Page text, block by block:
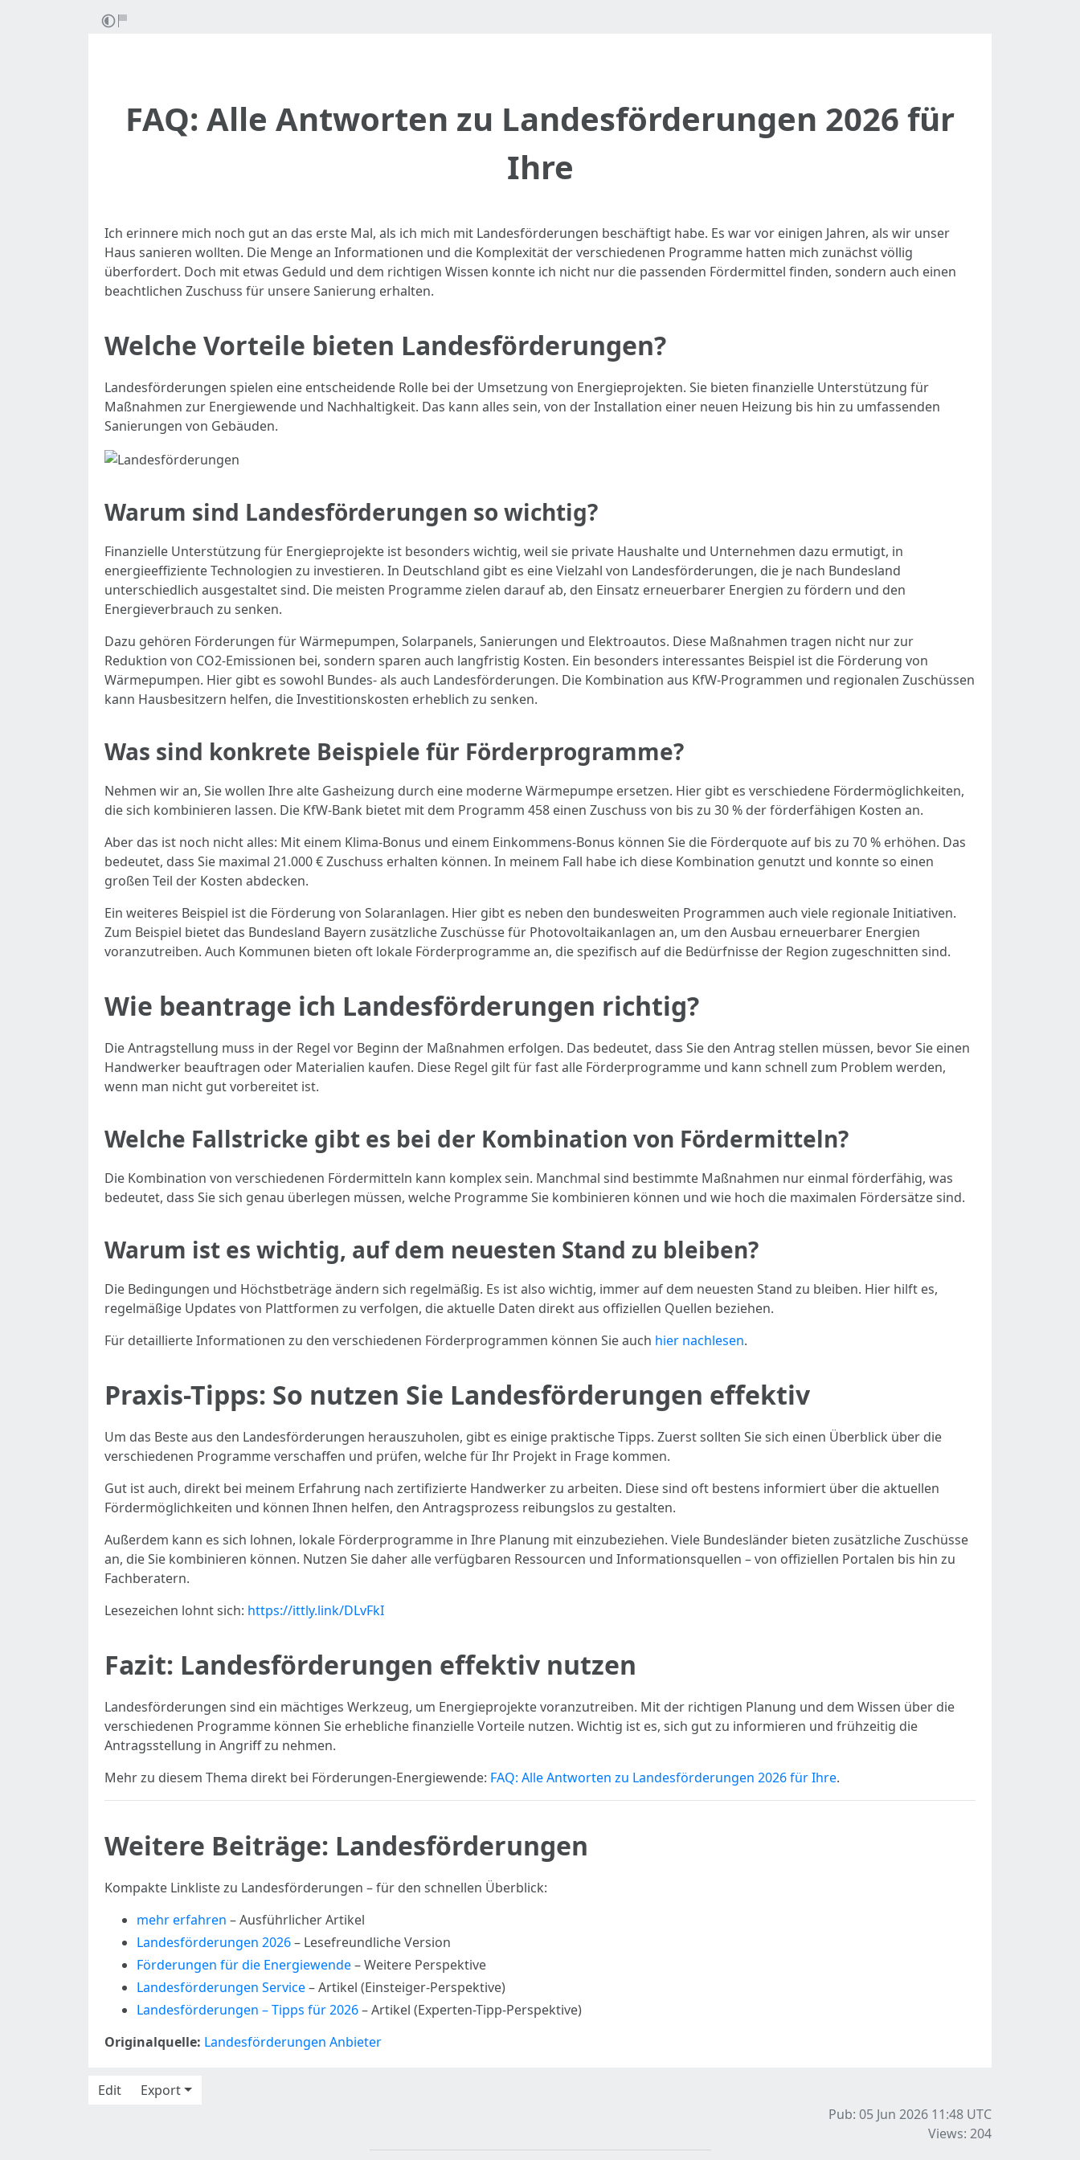
FAQ: Alle Antworten zu Landesförderungen 2026 für
Ihre
Ich erinnere mich noch gut an das erste Mal, als ich mich mit Landesförderungen beschäftigt habe. Es war vor einigen Jahren, als wir unser
Haus sanieren wollten. Die Menge an Informationen und die Komplexität der verschiedenen Programme hatten mich zunächst völlig
überfordert. Doch mit etwas Geduld und dem richtigen Wissen konnte ich nicht nur die passenden Fördermittel finden, sondern auch einen
beachtlichen Zuschuss für unsere Sanierung erhalten.
Welche Vorteile bieten Landesförderungen?
Landesförderungen spielen eine entscheidende Rolle bei der Umsetzung von Energieprojekten. Sie bieten finanzielle Unterstützung für
Maßnahmen zur Energiewende und Nachhaltigkeit. Das kann alles sein, von der Installation einer neuen Heizung bis hin zu umfassenden
Sanierungen von Gebäuden.
Warum sind Landesförderungen so wichtig?
Finanzielle Unterstützung für Energieprojekte ist besonders wichtig, weil sie private Haushalte und Unternehmen dazu ermutigt, in
energieeffiziente Technologien zu investieren. In Deutschland gibt es eine Vielzahl von Landesförderungen, die je nach Bundesland
unterschiedlich ausgestaltet sind. Die meisten Programme zielen darauf ab, den Einsatz erneuerbarer Energien zu fördern und den
Energieverbrauch zu senken.
Dazu gehören Förderungen für Wärmepumpen, Solarpanels, Sanierungen und Elektroautos. Diese Maßnahmen tragen nicht nur zur
Reduktion von CO2-Emissionen bei, sondern sparen auch langfristig Kosten. Ein besonders interessantes Beispiel ist die Förderung von
Wärmepumpen. Hier gibt es sowohl Bundes- als auch Landesförderungen. Die Kombination aus KfW-Programmen und regionalen Zuschüssen
kann Hausbesitzern helfen, die Investitionskosten erheblich zu senken.
Was sind konkrete Beispiele für Förderprogramme?
Nehmen wir an, Sie wollen Ihre alte Gasheizung durch eine moderne Wärmepumpe ersetzen. Hier gibt es verschiedene Fördermöglichkeiten,
die sich kombinieren lassen. Die KfW-Bank bietet mit dem Programm 458 einen Zuschuss von bis zu 30 % der förderfähigen Kosten an.
Aber das ist noch nicht alles: Mit einem Klima-Bonus und einem Einkommens-Bonus können Sie die Förderquote auf bis zu 70 % erhöhen. Das
bedeutet, dass Sie maximal 21.000 € Zuschuss erhalten können. In meinem Fall habe ich diese Kombination genutzt und konnte so einen
großen Teil der Kosten abdecken.
Ein weiteres Beispiel ist die Förderung von Solaranlagen. Hier gibt es neben den bundesweiten Programmen auch viele regionale Initiativen.
Zum Beispiel bietet das Bundesland Bayern zusätzliche Zuschüsse für Photovoltaikanlagen an, um den Ausbau erneuerbarer Energien
voranzutreiben. Auch Kommunen bieten oft lokale Förderprogramme an, die spezifisch auf die Bedürfnisse der Region zugeschnitten sind.
Wie beantrage ich Landesförderungen richtig?
Die Antragstellung muss in der Regel vor Beginn der Maßnahmen erfolgen. Das bedeutet, dass Sie den Antrag stellen müssen, bevor Sie einen
Handwerker beauftragen oder Materialien kaufen. Diese Regel gilt für fast alle Förderprogramme und kann schnell zum Problem werden,
wenn man nicht gut vorbereitet ist.
Welche Fallstricke gibt es bei der Kombination von Fördermitteln?
Die Kombination von verschiedenen Fördermitteln kann komplex sein. Manchmal sind bestimmte Maßnahmen nur einmal förderfähig, was
bedeutet, dass Sie sich genau überlegen müssen, welche Programme Sie kombinieren können und wie hoch die maximalen Fördersätze sind.
Warum ist es wichtig, auf dem neuesten Stand zu bleiben?
Die Bedingungen und Höchstbeträge ändern sich regelmäßig. Es ist also wichtig, immer auf dem neuesten Stand zu bleiben. Hier hilft es,
regelmäßige Updates von Plattformen zu verfolgen, die aktuelle Daten direkt aus offiziellen Quellen beziehen.
Für detaillierte Informationen zu den verschiedenen Förderprogrammen können Sie auch hier nachlesen.
Praxis-Tipps: So nutzen Sie Landesförderungen effektiv
Um das Beste aus den Landesförderungen herauszuholen, gibt es einige praktische Tipps. Zuerst sollten Sie sich einen Überblick über die
verschiedenen Programme verschaffen und prüfen, welche für Ihr Projekt in Frage kommen.
Gut ist auch, direkt bei meinem Erfahrung nach zertifizierte Handwerker zu arbeiten. Diese sind oft bestens informiert über die aktuellen
Fördermöglichkeiten und können Ihnen helfen, den Antragsprozess reibungslos zu gestalten.
Außerdem kann es sich lohnen, lokale Förderprogramme in Ihre Planung mit einzubeziehen. Viele Bundesländer bieten zusätzliche Zuschüsse
an, die Sie kombinieren können. Nutzen Sie daher alle verfügbaren Ressourcen und Informationsquellen – von offiziellen Portalen bis hin zu
Fachberatern.
Lesezeichen lohnt sich: https://ittly.link/DLvFkI
Fazit: Landesförderungen effektiv nutzen
Landesförderungen sind ein mächtiges Werkzeug, um Energieprojekte voranzutreiben. Mit der richtigen Planung und dem Wissen über die
verschiedenen Programme können Sie erhebliche finanzielle Vorteile nutzen. Wichtig ist es, sich gut zu informieren und frühzeitig die
Antragsstellung in Angriff zu nehmen.
Mehr zu diesem Thema direkt bei Förderungen-Energiewende: FAQ: Alle Antworten zu Landesförderungen 2026 für Ihre.
Weitere Beiträge: Landesförderungen
Kompakte Linkliste zu Landesförderungen – für den schnellen Überblick:
mehr erfahren – Ausführlicher Artikel
Landesförderungen 2026– Lesefreundliche Version
Förderungen für die Energiewende– Weitere Perspektive
Landesförderungen Service– Artikel (Einsteiger-Perspektive)
Landesförderungen – Tipps für 2026– Artikel (Experten-Tipp-Perspektive)
Originalquelle: Landesförderungen Anbieter
Edit
Export
Pub: 05 Jun 2026 11:48 UTC
Views: 204